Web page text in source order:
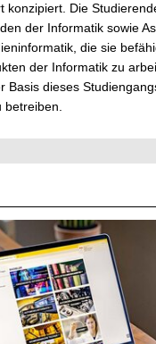
konzipiert. Die
der Informatik sowie
die sie
der Informatik zu
Basis dieses